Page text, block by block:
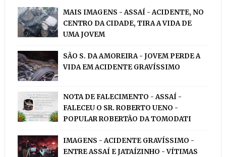
MAIS IMAGENS - ASSAÍ - ACIDENTE, NO
CENTRO DA CIDADE, TIRA A VIDA DE
UMA JOVEM
SÃO S. DA AMOREIRA - JOVEM PERDE A
VIDA EM ACIDENTE GRAVÍSSIMO
NOTA DE FALECIMENTO - ASSAÍ -
FALECEU O SR. ROBERTO UENO -
POPULAR ROBERTÃO DA TOMODATI
IMAGENS - ACIDENTE GRAVÍSSIMO -
ENTRE ASSAÍ E JATAÍZINHO - VÍTIMAS